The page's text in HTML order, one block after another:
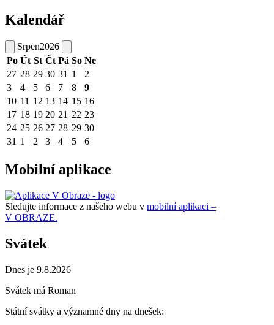
Kalendář
Srpen2026
Po Út St Čt Pá So Ne
27 28 29 30 31 1
2
3
4 5 6 7 8
9
10 11 12 13 14 15 16
17 18 19 20 21 22 23
24 25 26 27 28 29 30
31 1 2 3 4 5 6
Mobilní aplikace
Sledujte informace z našeho webu v mobilní aplikaci –
V OBRAZE.
Svátek
Dnes je 9.8.2026
Svátek má Roman
Státní svátky a významné dny na dnešek: